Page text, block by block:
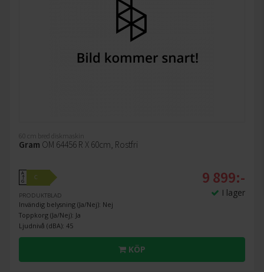
60 cm bred diskmaskin
Gram OM 64456 R X 60cm, Rostfri
A
↑
G
C
PRODUKTBLAD
Invändig belysning (Ja/Nej): Nej
Toppkorg (Ja/Nej): Ja
Ljudnivå (dBA): 45
9 899:-
I lager
KÖP